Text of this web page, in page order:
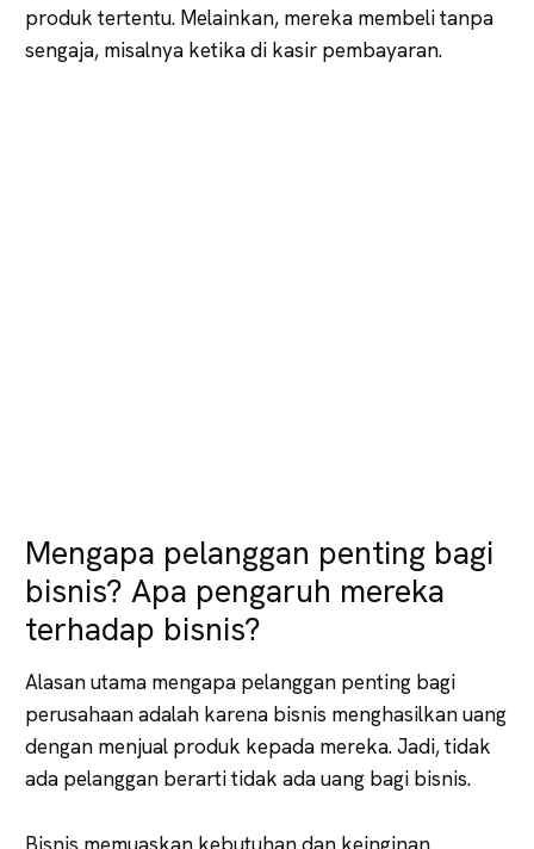
produk tertentu. Melainkan, mereka membeli tanpa
sengaja, misalnya ketika di kasir pembayaran.
Mengapa pelanggan penting bagi
bisnis? Apa pengaruh mereka
terhadap bisnis?
Alasan utama mengapa pelanggan penting bagi
perusahaan adalah karena bisnis menghasilkan uang
dengan menjual produk kepada mereka. Jadi, tidak
ada pelanggan berarti tidak ada uang bagi bisnis.